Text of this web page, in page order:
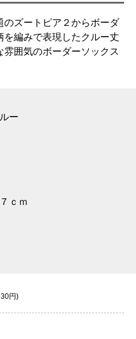
のズートピア２からボーダ
編みで表現したクルー丈
囲気のボーダーソックス
ー
ｃｍ
円)